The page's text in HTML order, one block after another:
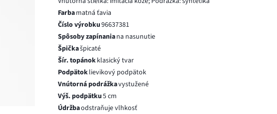
Farbamatná ťavia
Číslo výrobku96637381
Spôsoby zapínaniana nasunutie
Špičkašpicaté
Šír. topánokklasický tvar
Podpätoklievikový podpätok
Vnútorná podrážkavystužené
Výš. podpätku5 cm
Údržbaodstraňuje vlhkosť